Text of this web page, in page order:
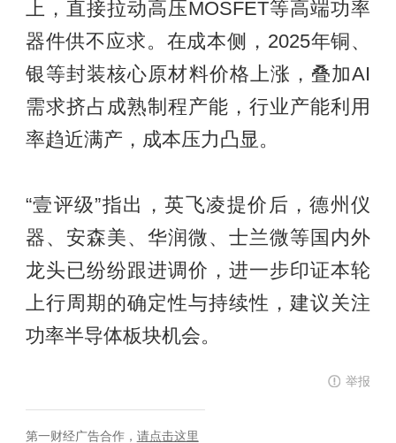
上，直接拉动高压MOSFET等高端功率
器件供不应求。在成本侧，2025年铜、
银等封装核心原材料价格上涨，叠加AI
需求挤占成熟制程产能，行业产能利用
率趋近满产，成本压力凸显。
“壹评级”指出，英飞凌提价后，德州仪
器、安森美、华润微、士兰微等国内外
龙头已纷纷跟进调价，进一步印证本轮
上行周期的确定性与持续性，建议关注
功率半导体板块机会。
举报
第一财经广告合作， 请点击这里